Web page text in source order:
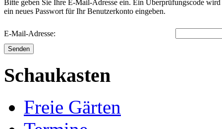
Bitte geben Sie Ihre E-Mail-Adresse ein. Ein Überprüfungscode
ein neues Passwort für Ihr Benutzerkonto eingeben.
E-Mail-Adresse:
Senden
Schaukasten
Freie Gärten